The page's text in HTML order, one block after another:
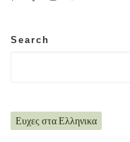
Search
Ευχες στα Ελληνικα